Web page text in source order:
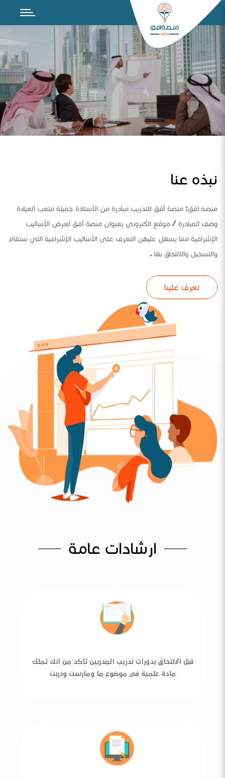
نبذه عنا
منصه افق: منصة أفق للتدريب مبادرة من الأستاذة جميلة متعب العيادة
وصف المبادرة / موقع الكتروني بعنوان منصة أفق لعرض الأساليب
الإشرافية مما يسهل عليهن التعرف على الأساليب الإشرافية التي ستقام
والتسجيل والالتحاق بها .
تعرف علينا
ارشادات عامة
قبل الالتحاق بدورات تدريب المدربين تأكد من أنك تملك
مادة علمية في موضوع ما ومارست ودربت